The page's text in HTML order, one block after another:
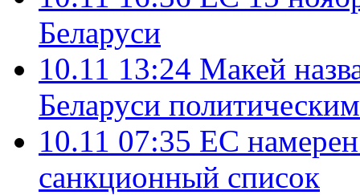
Беларуси
10.11 13:24 Макей
Беларуси
10.11 07:35 ЕС
санкционный список